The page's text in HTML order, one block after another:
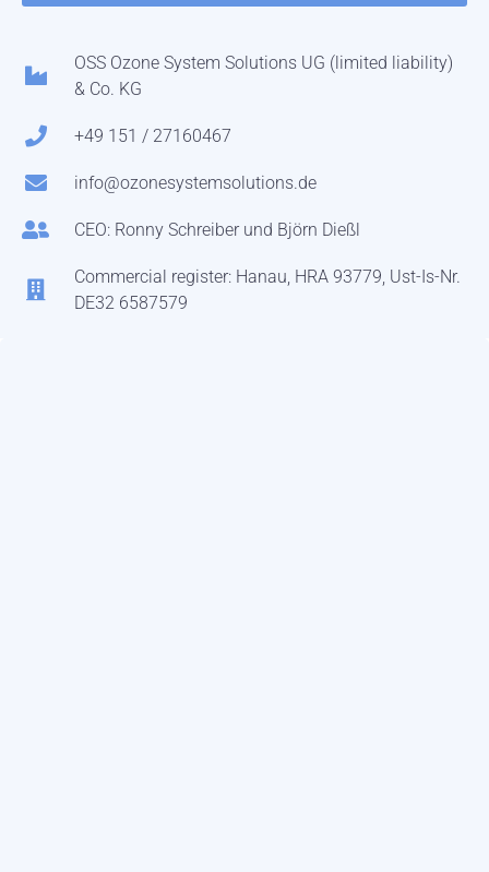
OSS Ozone System Solutions UG (limited liability)
& Co. KG
+49 151 / 27160467
info@ozonesystemsolutions.de
CEO: Ronny Schreiber und Björn Dießl
Commercial register: Hanau, HRA 93779, Ust-Is-Nr.
DE32 6587579